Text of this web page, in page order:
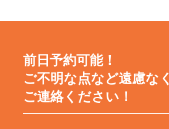
前日予約可能！
ご不明な点など遠慮なく
ご連絡ください！